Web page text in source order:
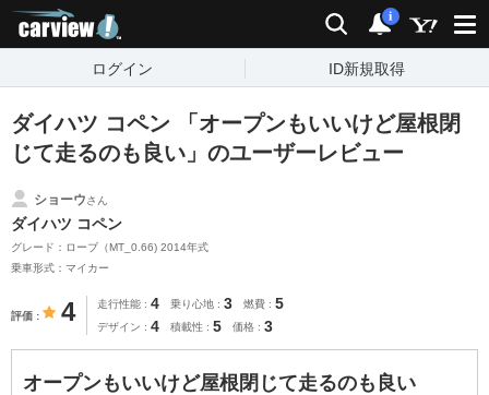
検索 通知
i
ログイン ID新規取得
ダイハツ コペン 「オープンもいいけど屋根閉
じて走るのも良い」のユーザーレビュー
ショーウさん
ダイハツ コペン
グレード：ローブ（MT_0.66) 2014年式
乗車形式：マイカー
評価 4 走行性能 4 乗り心地 3 燃費 5
デザイン 4 積載性 5 価格 3
オープンもいいけど屋根閉じて走るのも良い